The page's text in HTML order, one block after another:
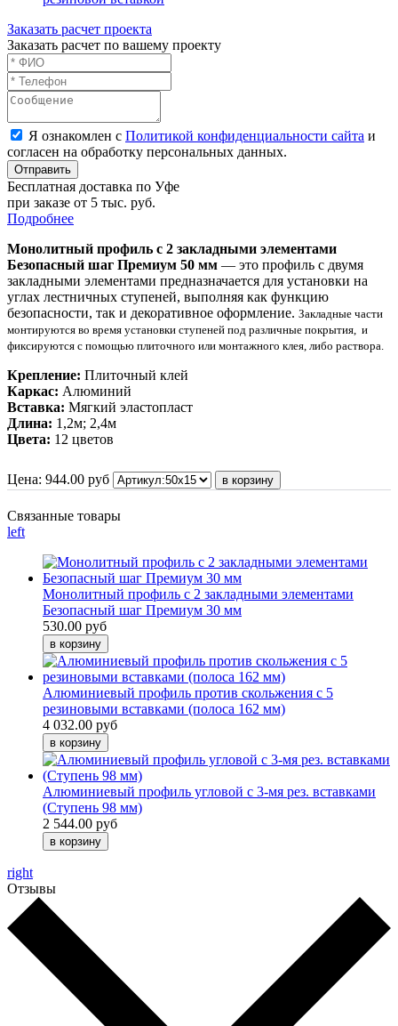
Заказать расчет проекта
Заказать расчет по вашему проекту
Я ознакомлен с Политикой конфиденциальности сайта и
согласен на обработку персональных данных.
Отправить
Бесплатная доставка по Уфе
при заказе от 5 тыс. руб.
Подробнее
Монолитный профиль c 2 закладными элементами
Безопасный шаг Премиум 50 мм — это профиль с двумя
закладными элементами предназначается для установки на
углах лестничных ступеней, выполняя как функцию
безопасности, так и декоративное оформление. Закладные части
монтируются во время установки ступеней под различные покрытия, и
фиксируются с помощью плиточного или монтажного клея, либо раствора.
Крепление: Плиточный клей
Каркас: Алюминий
Вставка: Мягкий эластопласт
Длина: 1,2м; 2,4м
Цвета: 12 цветов
Цена: 944.00 руб
Связанные товары
left
Монолитный профиль c 2 закладными элементами
Безопасный шаг Премиум 30 мм
530.00 руб
Алюминиевый профиль против скольжения с 5
резиновыми вставками (полоса 162 мм)
4 032.00 руб
Алюминиевый профиль угловой с 3-мя рез. вставками
(Ступень 98 мм)
2 544.00 руб
right
Отзывы